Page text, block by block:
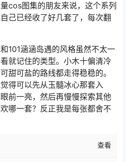
cos图集的朋友来说，这个系列
己已经收了好几套了，每次翻
101涵涵岛遇的风格虽然不太一
就记住的类型。小木十偏清冷
甜可盐的路线都走得稳稳的。
得可以先从玉髓冰心那套入
前一亮，然后再慢慢探索其他
哪一套？反正我是每张都舍不
查看